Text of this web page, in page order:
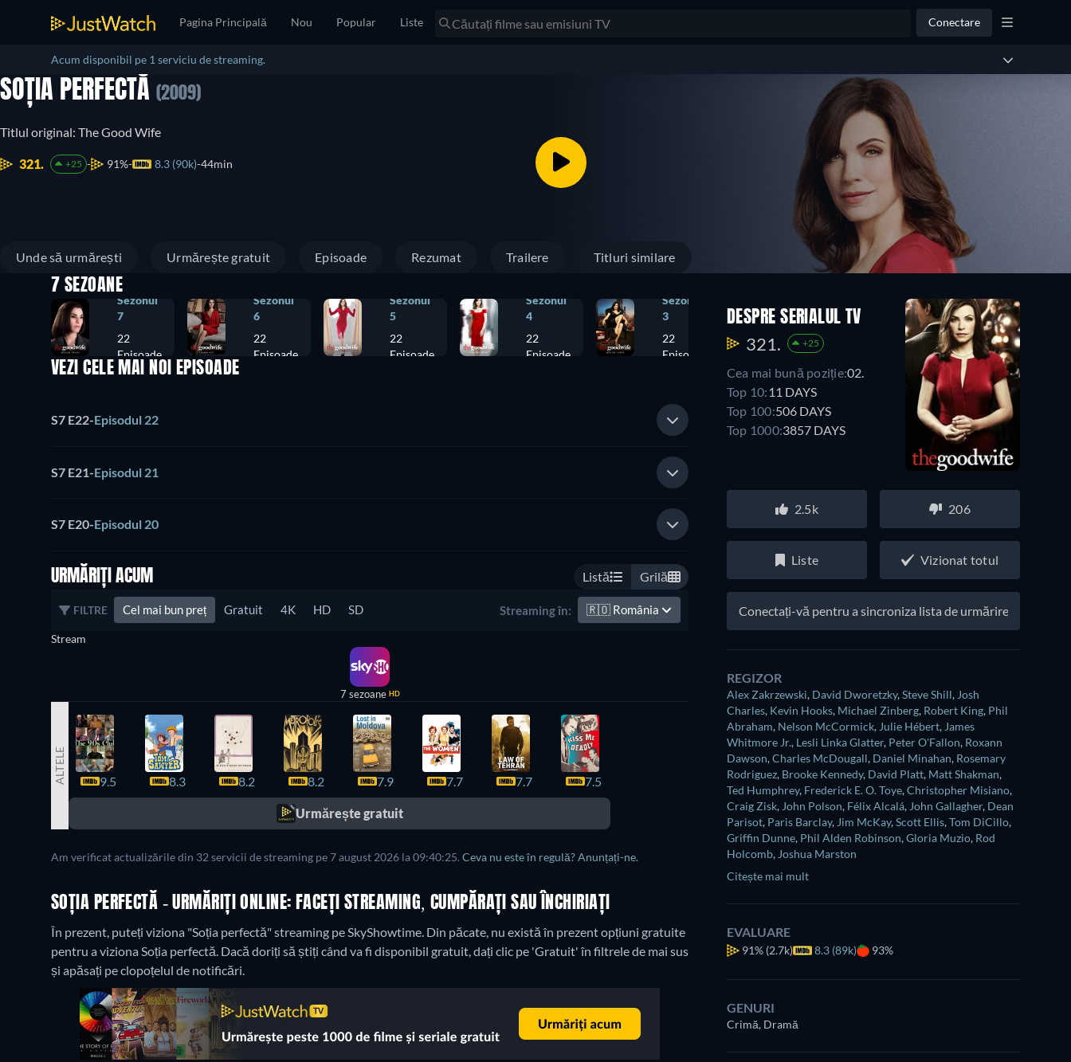
Pagina Principală Nou Popular Liste Conectare
Acum disponibil pe 1 serviciu de streaming.
SOȚIA PERFECTĂ (2009)
Titlul original: The Good Wife
321. +25 91% 8.3 (90k) 44min
Unde să urmărești Urmărește gratuit Episoade Rezumat Trailere Titluri similare
7 SEZOANE
Sezonul
7
22
Episoade
Sezonul
6
22
Episoade
Sezonul
5
22
Episoade
Sezonul
4
22
Episoade
Sezonul
3
22
Episoade
2
23
Episoade
Sezonul
1
23
Episoade
VEZI CELE MAI NOI EPISOADE
S7 E22-Episodul 22
S7 E21-Episodul 21
S7 E20-Episodul 20
URMĂRIȚI ACUM Listă Grilă
FILTRE Cel mai bun preț Gratuit 4K HD SD Streaming în: 🇷🇴 România
Stream
7 sezoane HD
ALTELE 9.5 8.3 8.2 8.2 7.9 7.7 7.7 7.5
Urmărește gratuit
Am verificat actualizările din 32 servicii de streaming pe 7 august 2026 la 09:40:25. Ceva nu este în regulă? Anunțați-ne.
SOȚIA PERFECTĂ - URMĂRIȚI ONLINE: FACEȚI STREAMING, CUMPĂRAȚI SAU ÎNCHIRIAȚI
În prezent, puteți viziona "Soția perfectă" streaming pe SkyShowtime. Din păcate, nu există în prezent opțiuni gratuite
pentru a viziona Soția perfectă. Dacă doriți să știți când va fi disponibil gratuit, dați clic pe 'Gratuit' în filtrele de mai sus
și apăsați pe clopoțelul de notificări.
DESPRE SERIALUL TV
321. +25
Cea mai bună poziție:02.
Top 10: 11 DAYS
Top 100:506 DAYS
Top 1000:3857 DAYS
2.5k 206
Liste Vizionat totul
Conectați-vă pentru a sincroniza lista de urmărire
REGIZOR
Alex Zakrzewski, David Dworetzky,Steve Shill, Josh
Charles, Kevin Hooks, Michael Zinberg, Robert King, Phil
Abraham, Nelson McCormick, Julie Hébert, James
Whitmore Jr., Lesli Linka Glatter, Peter O'Fallon, Roxann
Dawson,Charles McDougall, Daniel Minahan, Rosemary
Rodriguez, Brooke Kennedy, David Platt, Matt Shakman,
Ted Humphrey, Frederick E. O. Toye,Christopher Misiano,
Craig Zisk, John Polson, Félix Alcalá, John Gallagher, Dean
Parisot, Paris Barclay, Jim McKay,Scott Ellis,Tom DiCillo,
Griffin Dunne, Phil Alden Robinson,Gloria Muzio, Rod
Holcomb, Joshua Marston
Citește mai mult
EVALUARE
91% (2.7k) 8.3 (89k) 93%
GENURI
Crimă, Dramă